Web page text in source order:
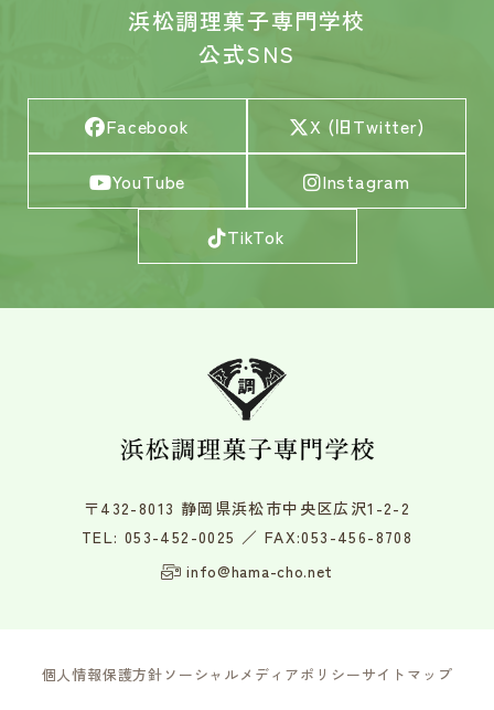
浜松調理菓子専門学校
公式SNS
Facebook X (旧Twitter)
YouTube Instagram
TikTok
〒432-8013 静岡県浜松市中央区広沢1-2-2
TEL: 053-452-0025 ／ FAX:053-456-8708
info@hama-cho.net
個人情報保護方針ソーシャルメディアポリシーサイトマップ